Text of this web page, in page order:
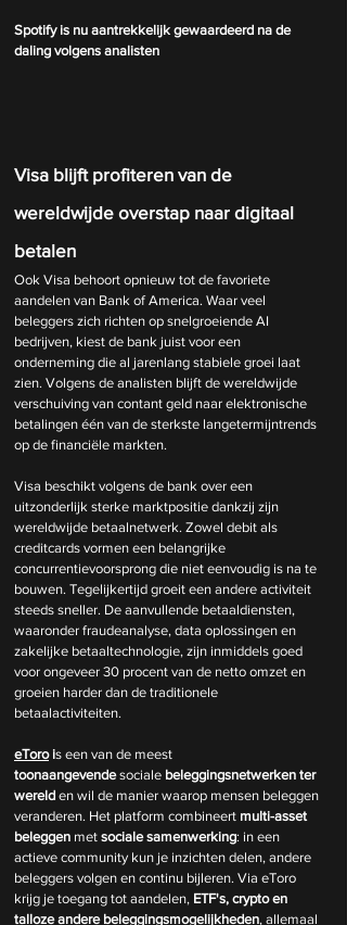
Spotify is nu aantrekkelijk gewaardeerd na de
daling volgens analisten
Visa blijft profiteren van de
wereldwijde overstap naar digitaal
betalen
Ook Visa behoort opnieuw tot de favoriete
aandelen van Bank of America. Waar veel
beleggers zich richten op snelgroeiende AI
bedrijven, kiest de bank juist voor een
onderneming die al jarenlang stabiele groei laat
zien. Volgens de analisten blijft de wereldwijde
verschuiving van contant geld naar elektronische
betalingen één van de sterkste langetermijntrends
op de financiële markten.
Visa beschikt volgens de bank over een
uitzonderlijk sterke marktpositie dankzij zijn
wereldwijde betaalnetwerk. Zowel debit als
creditcards vormen een belangrijke
concurrentievoorsprong die niet eenvoudig is na te
bouwen. Tegelijkertijd groeit een andere activiteit
steeds sneller. De aanvullende betaaldiensten,
waaronder fraudeanalyse, data oplossingen en
zakelijke betaaltechnologie, zijn inmiddels goed
voor ongeveer 30 procent van de netto omzet en
groeien harder dan de traditionele
betaalactiviteiten.
eToro is een van de meest
toonaangevende sociale beleggingsnetwerken ter
wereld en wil de manier waarop mensen beleggen
veranderen. Het platform combineert multi-asset
beleggen met sociale samenwerking: in een
actieve community kun je inzichten delen, andere
beleggers volgen en continu bijleren. Via eToro
krijg je toegang tot aandelen, ETF's, crypto en
talloze andere beleggingsmogelijkheden, allemaal